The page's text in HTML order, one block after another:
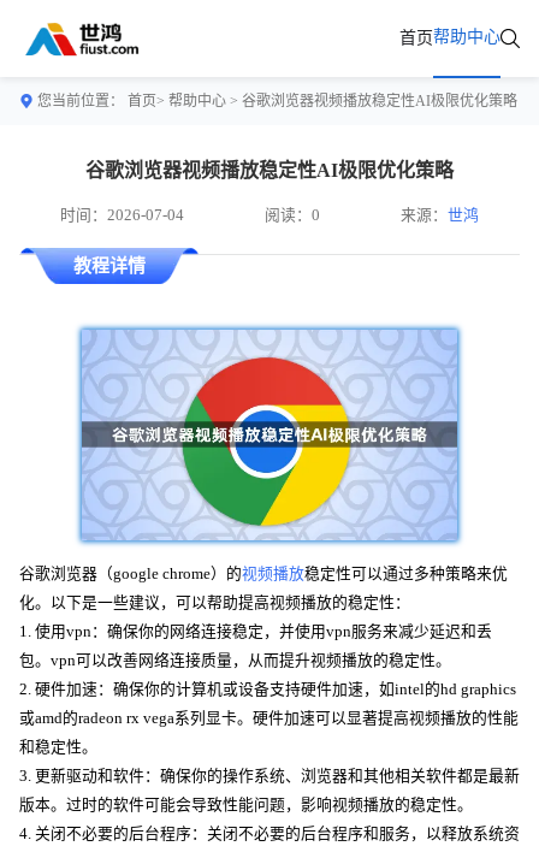
首页帮助中心
您当前位置： 首页> 帮助中心 > 谷歌浏览器视频播放稳定性AI极限优化策略
谷歌浏览器视频播放稳定性AI极限优化策略
时间：2026-07-04 阅读：0 来源：世鸿
教程详情
谷歌浏览器（google chrome）的视频播放稳定性可以通过多种策略来优
化。以下是一些建议，可以帮助提高视频播放的稳定性：
1. 使用vpn：确保你的网络连接稳定，并使用vpn服务来减少延迟和丢
包。vpn可以改善网络连接质量，从而提升视频播放的稳定性。
2. 硬件加速：确保你的计算机或设备支持硬件加速，如intel的hd graphics
或amd的radeon rx vega系列显卡。硬件加速可以显著提高视频播放的性能
和稳定性。
3. 更新驱动和软件：确保你的操作系统、浏览器和其他相关软件都是最新
版本。过时的软件可能会导致性能问题，影响视频播放的稳定性。
4. 关闭不必要的后台程序：关闭不必要的后台程序和服务，以释放系统资